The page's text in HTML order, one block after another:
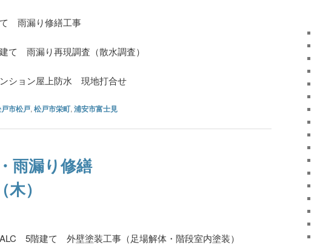
雨漏り修繕工事
て 雨漏り再現調査（散水調査）
ション屋上防水 現地打合せ
市松戸, 松戸市栄町, 浦安市富士見
雨漏り修繕
）
5階建て 外壁塗装工事（足場解体・階段室内塗装）